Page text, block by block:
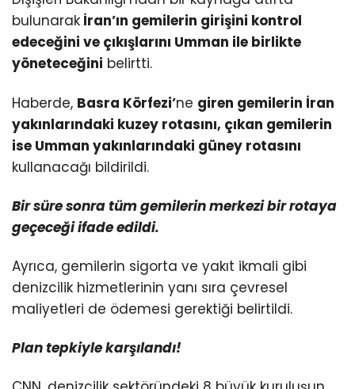
bulunarak İran’ın gemilerin girişini kontrol
edeceğini ve çıkışlarını Umman ile birlikte
yöneteceğini belirtti.
Haberde, Basra Körfezi’ne giren gemilerin İran
yakınlarındaki kuzey rotasını, çıkan gemilerin
ise Umman yakınlarındaki güney rotasını
kullanacağı bildirildi.
Bir süre sonra tüm gemilerin merkezi bir rotaya
geçeceği ifade edildi.
Ayrıca, gemilerin sigorta ve yakıt ikmali gibi
denizcilik hizmetlerinin yanı sıra çevresel
maliyetleri de ödemesi gerektiği belirtildi.
Plan tepkiyle karşılandı!